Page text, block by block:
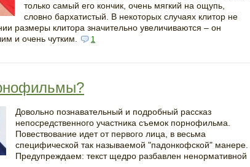
только самый его кончик, очень мягкий на ощупь,
словно бархатистый. В некоторых случаях клитор не
размеры клитора значительно увеличиваются – он
и очень чутким.
1
Довольно познавательный и подробный рассказ
непосредственного участника съемок порнофильма.
Повествование идет от первого лица, в весьма
специфической так называемой "падонкофской" манере.
Предупреждаем: текст щедро разбавлен ненормативной